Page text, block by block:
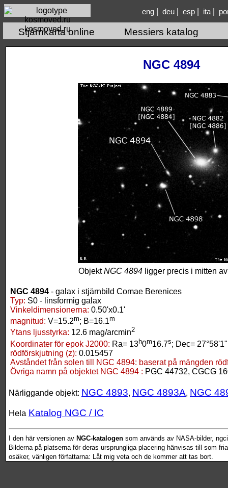
kosmoved.ru
eng| deu| esp| ita|
Stjärnkarta online Messiers katalog
NGC 4894
ObjektNGC 4894ligger precis i mitten
NGC 4894 - galax i stjärnbild Comae Berenices
Typ: S0 - linsformig galax
Vinkeldimensionerna: 0.50'x0.1'
magnitud: V=15.2m; B=16.1m
Ytans ljusstyrka: 12.6 mag/arcmin2
Koordinater för epok J2000: Ra= 13h0m16.7s; Dec= 27°58'1"
rödförskjutning (z): 0.015457
Avståndet från solen till NGC 4894: baserat på mängden
Övriga namn på objektet NGC 4894 : PGC 44732, CGCG
Närliggande objekt: NGC 4893, NGC 4893A, NGC
Hela Katalog NGC / IC
I den här versionen av NGC-katalogen som används av NASA-bilder,
Bilderna på platserna för deras ursprungliga placering hänvisas till som
osäker, vänligen författarna: Låt mig veta och de kommer att tas bort.